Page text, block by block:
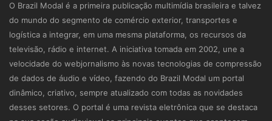
O Brazil Modal é a primeira publicação multimídia brasileira e talvez
do mundo do segmento de comércio exterior, transportes e
logística a integrar, em uma mesma plataforma, os recursos da
televisão, rádio e internet. A iniciativa tomada em 2002, une a
velocidade do webjornalismo às novas tecnologias de compressão
de dados de áudio e vídeo, fazendo do Brazil Modal um portal
dinâmico, criativo, sempre atualizado com todas as novidades
desses setores. O portal é uma revista eletrônica que se destaca